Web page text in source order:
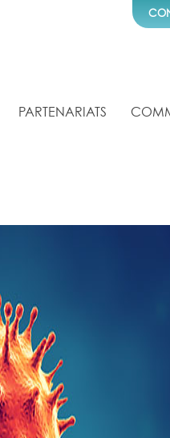
PARTENARIATS